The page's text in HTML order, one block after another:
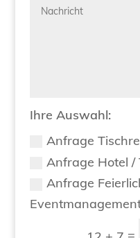
Ihre Auswahl:
Anfrage
Anfrage Hotel /
Anfrage